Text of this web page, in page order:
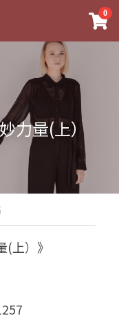
0
力量(上）
(上）》
×